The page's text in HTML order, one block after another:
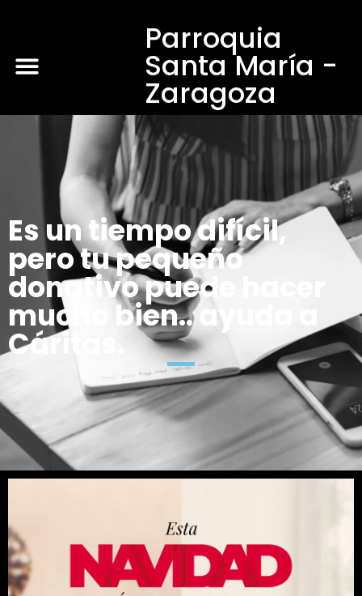
Parroquia
Santa María -
Zaragoza
Es un tiempo difícil,
pero tu pequeño
donativo puede hacer
mucho bien.. ayuda a
Cáritas.